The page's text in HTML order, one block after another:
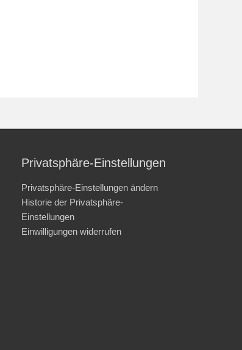
Privatsphäre-Einstellungen
Privatsphäre-Einstellungen ändern
Historie der Privatsphäre-
Einstellungen
Einwilligungen widerrufen